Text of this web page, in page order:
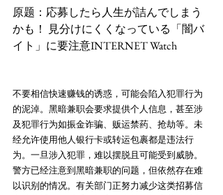
原题：応募したら人生が詰んでしまう
かも！ 見分けにくくなっている「闇バ
不要相信快速赚钱的诱惑，可能会陷入犯罪行为
的泥淖。黑暗兼职会要求提供个人信息，甚至涉
及犯罪行为如振金诈骗、贩运禁药、抢劫等。未
经允许使用他人银行卡或转运包裹都是违法行
为。一旦涉入犯罪，难以摆脱且可能受到威胁。
警方已经注意到黑暗兼职的问题，但依然存在难
以识别的情况。有关部门正努力减少这类招募信